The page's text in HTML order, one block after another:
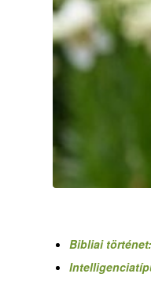
Bibliai történet: